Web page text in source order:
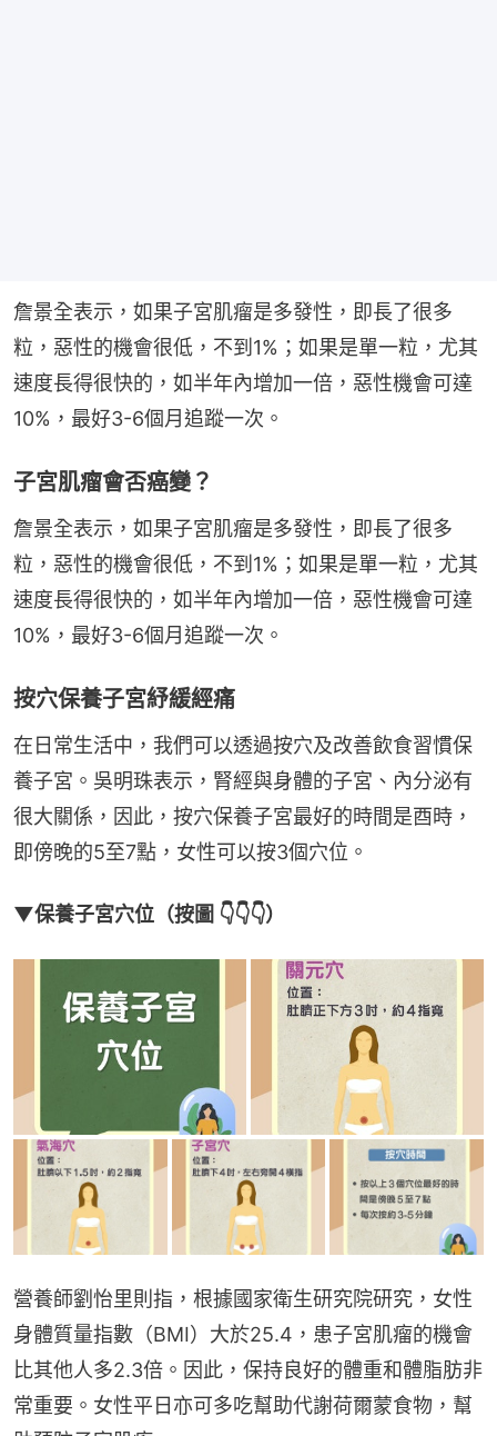
詹景全表示，如果子宮肌瘤是多發性，即長了很多
粒，惡性的機會很低，不到1%；如果是單一粒，尤其
速度長得很快的，如半年內增加一倍，惡性機會可達
10%，最好3-6個月追蹤一次。
子宮肌瘤會否癌變？
詹景全表示，如果子宮肌瘤是多發性，即長了很多
粒，惡性的機會很低，不到1%；如果是單一粒，尤其
速度長得很快的，如半年內增加一倍，惡性機會可達
10%，最好3-6個月追蹤一次。
按穴保養子宮紓緩經痛
在日常生活中，我們可以透過按穴及改善飲食習慣保
養子宮。吳明珠表示，腎經與身體的子宮、內分泌有
很大關係，因此，按穴保養子宮最好的時間是酉時，
即傍晚的5至7點，女性可以按3個穴位。
▼保養子宮穴位（按圖 👇👇👇）
營養師劉怡里則指，根據國家衛生研究院研究，女性
身體質量指數（BMI）大於25.4，患子宮肌瘤的機會
比其他人多2.3倍。因此，保持良好的體重和體脂肪非
常重要。女性平日亦可多吃幫助代謝荷爾蒙食物，幫